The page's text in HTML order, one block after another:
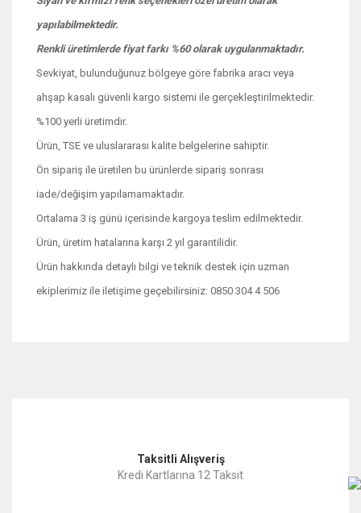
yapılabilmektedir.
Renkli üretimlerde fiyat farkı %60 olarak uygulanmaktadır.
Sevkiyat, bulunduğunuz bölgeye göre fabrika aracı veya
ahşap kasalı güvenli kargo sistemi ile gerçekleştirilmektedir.
%100 yerli üretimdir.
Ürün, TSE ve uluslararası kalite belgelerine sahiptir.
Ön sipariş ile üretilen bu ürünlerde sipariş sonrası
iade/değişim yapılamamaktadır.
Ortalama 3 iş günü içerisinde kargoya teslim edilmektedir.
Ürün, üretim hatalarına karşı 2 yıl garantilidir.
Ürün hakkında detaylı bilgi ve teknik destek için uzman
ekiplerimiz ile iletişime geçebilirsiniz: 0850 304 4 506
Ürün resmi kalitesiz, bozuk veya görüntülenemiyor.
Taksitli Alışveriş
Kredi Kartlarına 12 Taksit